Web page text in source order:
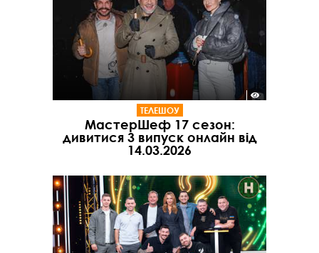
ТЕЛЕШОУ
МастерШеф 17 сезон:
дивитися 3 випуск онлайн від
14.03.2026